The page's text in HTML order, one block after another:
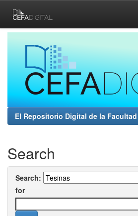
navigation
El Repositorio Digital de la
Search
Search:
for